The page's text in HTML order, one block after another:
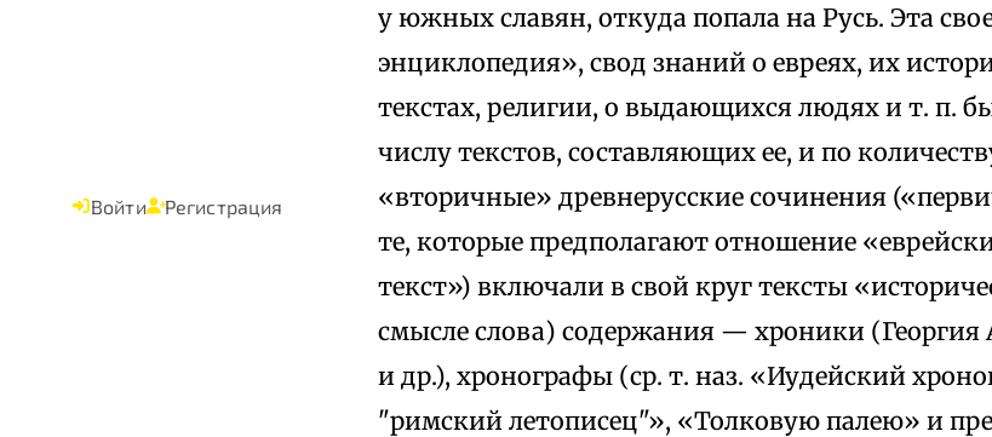
Войти Регистрация
у южных славян, откуда попала на Русь. Эта
энциклопедия», свод знаний о евреях, их
текстах, религии, о выдающихся людях и т. п.
числу текстов, составляющих ее, и по
«вторичные» древнерусские сочинения
те, которые предполагают отношение
текст») включали в свой круг тексты
смысле слова) содержания — хроники
и др.), хронографы (ср. т. наз. «Иудейский
"римский летописец"», «Толковую палею» и